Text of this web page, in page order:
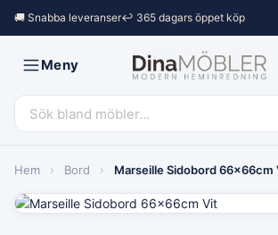
🚚 Snabba leveranser↩︎ 365 dagars öppet köp
Meny
Hem › Bord › Marseille Sidobord 66×66cm